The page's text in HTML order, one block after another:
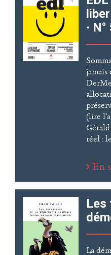
·
jamais
(lire
Gérald
réel :
En
Les
La